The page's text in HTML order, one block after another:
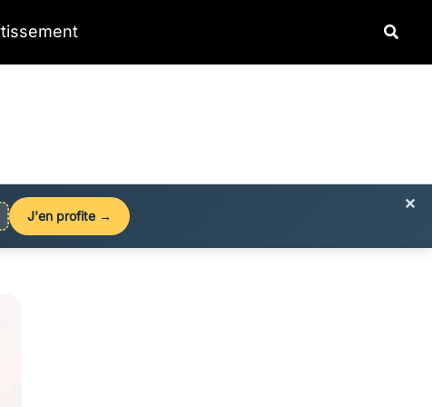
×
J'en profite →